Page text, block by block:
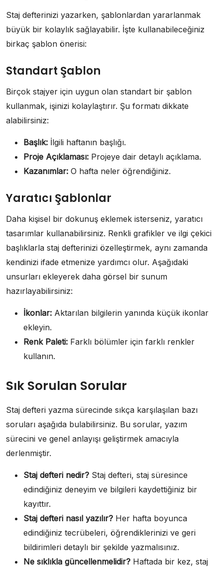
Staj defterinizi yazarken, şablonlardan yararlanmak
büyük bir kolaylık sağlayabilir. İşte kullanabileceğiniz
birkaç şablon önerisi:
Standart Şablon
Birçok stajyer için uygun olan standart bir şablon
kullanmak, işinizi kolaylaştırır. Şu formatı dikkate
alabilirsiniz:
Başlık: İlgili haftanın başlığı.
Proje Açıklaması: Projeye dair detaylı açıklama.
Kazanımlar: O hafta neler öğrendiğiniz.
Yaratıcı Şablonlar
Daha kişisel bir dokunuş eklemek isterseniz, yaratıcı
tasarımlar kullanabilirsiniz. Renkli grafikler ve ilgi çekici
başlıklarla staj defterinizi özelleştirmek, aynı zamanda
kendinizi ifade etmenize yardımcı olur. Aşağıdaki
unsurları ekleyerek daha görsel bir sunum
hazırlayabilirsiniz:
İkonlar: Aktarılan bilgilerin yanında küçük ikonlar
ekleyin.
Renk Paleti: Farklı bölümler için farklı renkler
kullanın.
Sık Sorulan Sorular
Staj defteri yazma sürecinde sıkça karşılaşılan bazı
soruları aşağıda bulabilirsiniz. Bu sorular, yazım
sürecini ve genel anlayışı geliştirmek amacıyla
derlenmiştir.
Staj defteri nedir? Staj defteri, staj süresince
edindiğiniz deneyim ve bilgileri kaydettiğiniz bir
kayıttır.
Staj defteri nasıl yazılır? Her hafta boyunca
edindiğiniz tecrübeleri, öğrendiklerinizi ve geri
bildirimleri detaylı bir şekilde yazmalısınız.
Ne sıklıkla güncellenmelidir? Haftada bir kez, staj